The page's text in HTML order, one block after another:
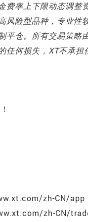
费率上下限动态调
风险型品种，专业
平仓。所有交易策
任何损失，XT不承担
zh-CN/app
zh-CN/